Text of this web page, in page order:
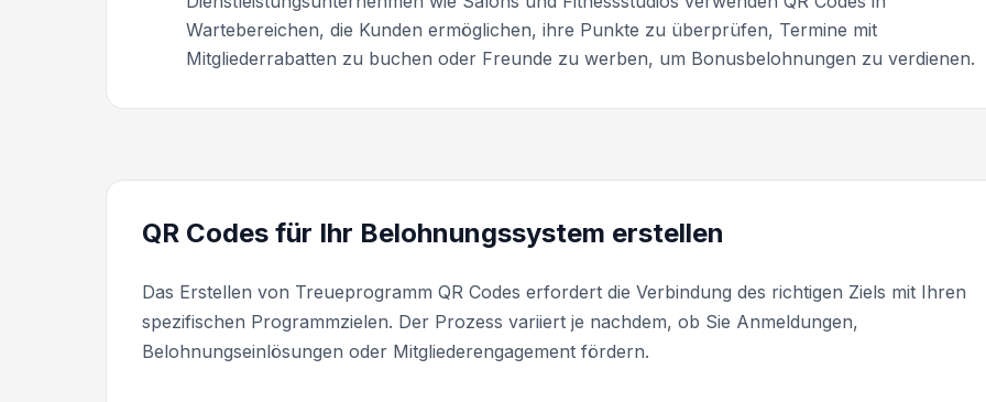
Wartebereichen, die Kunden ermöglichen, ihre Punkte zu überprüfen, Termine mit
Mitgliederrabatten zu buchen oder Freunde zu werben, um Bonusbelohnungen zu verdienen.
QR Codes für Ihr Belohnungssystem erstellen
Das Erstellen von Treueprogramm QR Codes erfordert die Verbindung des richtigen Ziels mit Ihren
spezifischen Programmzielen. Der Prozess variiert je nachdem, ob Sie Anmeldungen,
Belohnungseinlösungen oder Mitgliederengagement fördern.